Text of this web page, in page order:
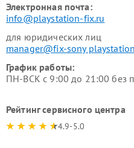
Электронная почта:
info@playstation-fix.ru
для юридических лиц
manager@fix-sony
График работы:
ПН-ВСК с 9:00 до 21:00 без
Рейтинг сервисного центра
4.9-5.0